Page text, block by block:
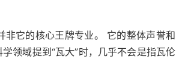
非它的核心王牌专业。 它的整体声誉和
领域提到“瓦大”时，几乎不会是指瓦伦